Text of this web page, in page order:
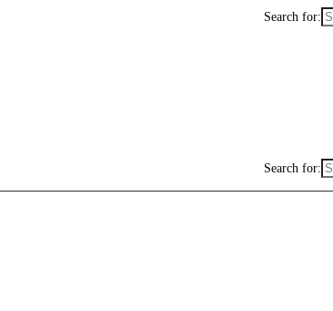
Search for:
Search for: